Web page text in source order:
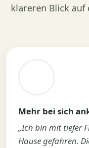
klareren Blick auf
Mehr bei sich
„Ich bin mit tiefer
Hause gefahren.